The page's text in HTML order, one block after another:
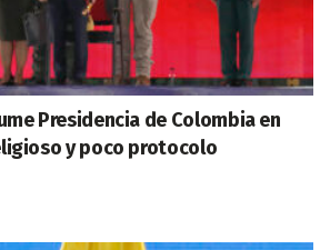
Presidencia de Colombia en
y poco protocolo